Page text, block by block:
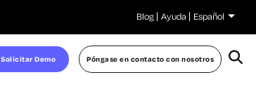
Blog Ayuda Español
Solicitar Demo Póngase en contacto con nosotros